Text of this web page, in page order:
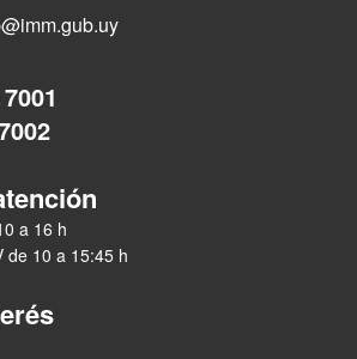
a 16 h
de 10 a 15:45 h